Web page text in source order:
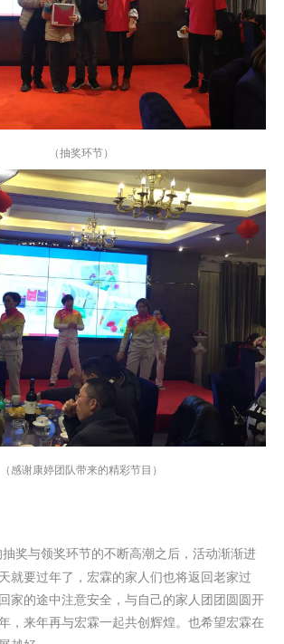
（抽奖环节）
（感谢康婷团队带来的精彩节目）
奖与领奖环节的不断高潮之后，活动渐渐进
就要过年了，宏霖的家人们也将返回老家过
家的途中注意安全，与自己的家人团团圆圆开
，来年再与宏霖一起共创辉煌。也希望宏霖在